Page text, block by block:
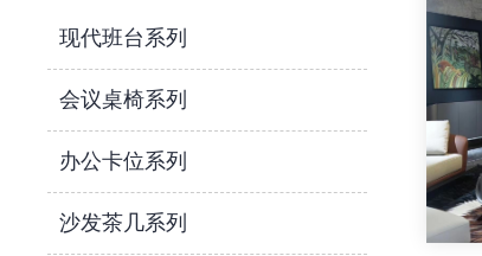
现代班台系列
会议桌椅系列
办公卡位系列
沙发茶几系列